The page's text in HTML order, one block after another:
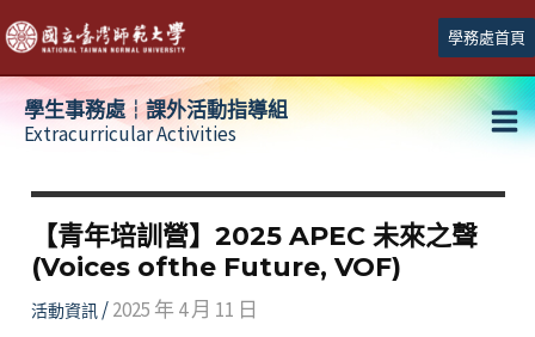
跳
至
主
學務處首頁
學生事務處┆課外活動指導組
Extracurricular Activities
【青年培訓營】2025 APEC 未來之聲
(Voices ofthe Future, VOF)
活動資訊/2025 年 4 月 11 日